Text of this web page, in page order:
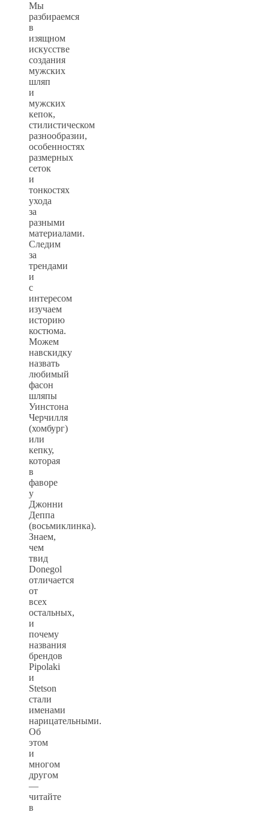
Мы
разбираемся
в
изящном
искусстве
создания
мужских
шляп
и
мужских
кепок,
стилистическом
разнообразии,
особенностях
размерных
сеток
и
тонкостях
ухода
за
разными
материалами.
Следим
за
трендами
и
с
интересом
изучаем
историю
костюма.
Можем
навскидку
назвать
любимый
фасон
шляпы
Уинстона
Черчилля
(хомбург)
или
кепку,
которая
в
фаворе
у
Джонни
Деппа
(восьмиклинка).
Знаем,
чем
твид
Donegol
отличается
от
всех
остальных,
и
почему
названия
брендов
Pipolaki
и
Stetson
стали
именами
нарицательными.
Об
этом
и
многом
другом
—
читайте
в